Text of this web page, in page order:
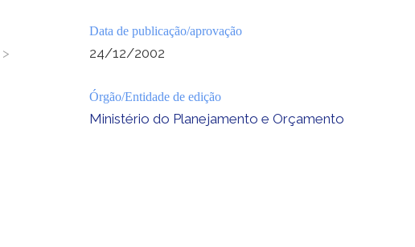
>
Data de publicação/aprovação
24/12/2002
Órgão/Entidade de edição
Ministério do Planejamento e Orçamento